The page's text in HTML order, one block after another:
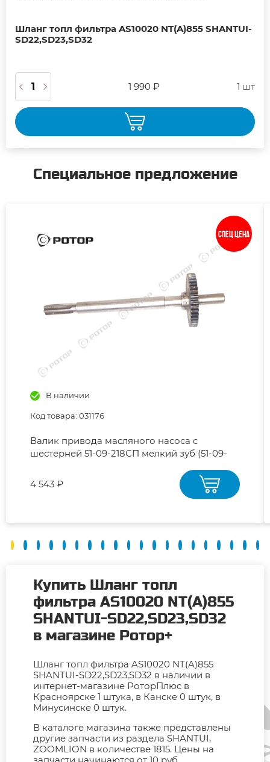
Шланг топл фильтра AS10020 NT(A)855 SHANTUI-
SD22,SD23,SD32
1 990 ₽ 1 шт
Специальное предложение
Спец цена
В наличии
Код товара: 031176
Валик привода масляного насоса с
шестерней 51-09-218СП мелкий зуб (51-09-
4 543 ₽
Купить Шланг топл
фильтра AS10020 NT(A)855
SHANTUI-SD22,SD23,SD32
в магазине Ротор+
Шланг топл фильтра AS10020 NT(A)855
SHANTUI-SD22,SD23,SD32 в наличии в
интернет-магазине РоторПлюс в
Красноярске 1 штука, в Канске 0 штук, в
Минусинске 0 штук.
В каталоге магазина также представлены
другие запчасти из раздела SHANTUI,
ZOOMLION в количестве 1815. Цены на
запчасти начинаются от 10 руб.